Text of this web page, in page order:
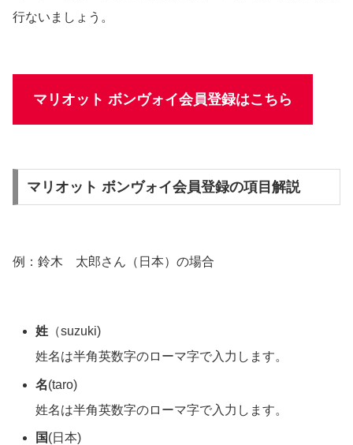
行ないましょう。
マリオット ボンヴォイ会員登録はこちら
マリオット ボンヴォイ会員登録の項目解説
例：鈴木 太郎さん（日本）の場合
姓 （suzuki)
姓名は半角英数字のローマ字で入力します。
名(taro)
姓名は半角英数字のローマ字で入力します。
国(日本)